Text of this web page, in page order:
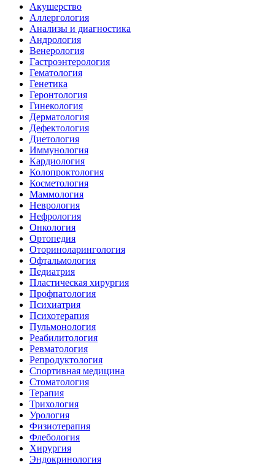
Акушерство
Аллергология
Анализы и диагностика
Андрология
Венерология
Гастроэнтерология
Гематология
Генетика
Геронтология
Гинекология
Дерматология
Дефектология
Диетология
Иммунология
Кардиология
Колопроктология
Косметология
Маммология
Неврология
Нефрология
Онкология
Ортопедия
Оториноларингология
Офтальмология
Педиатрия
Пластическая хирургия
Профпатология
Психиатрия
Психотерапия
Пульмонология
Реабилитология
Ревматология
Репродуктология
Спортивная медицина
Стоматология
Терапия
Трихология
Урология
Физиотерапия
Флебология
Хирургия
Эндокринология